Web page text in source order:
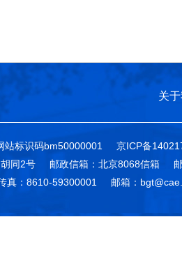
关
站标识码bm50000001
京ICP备
同2号
邮政信箱：北京8068信箱
真：8610-59300001 邮箱：